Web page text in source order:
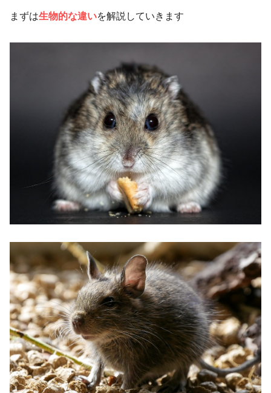
まずは生物的な違いを解説していきます